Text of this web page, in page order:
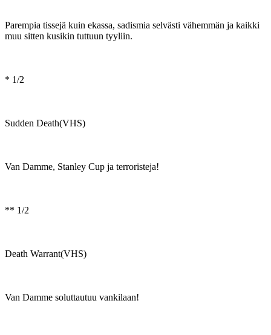
Parempia tissejä kuin ekassa, sadismia selvästi vähemmän ja kaikki
muu sitten kusikin tuttuun tyyliin.
* 1/2
Sudden Death(VHS)
Van Damme, Stanley Cup ja terroristeja!
** 1/2
Death Warrant(VHS)
Van Damme soluttautuu vankilaan!